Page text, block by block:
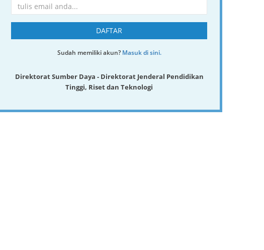
DAFTAR
Sudah memiliki akun? Masuk di sini.
Direktorat Sumber Daya - Direktorat Jenderal Pendidikan
Tinggi, Riset dan Teknologi